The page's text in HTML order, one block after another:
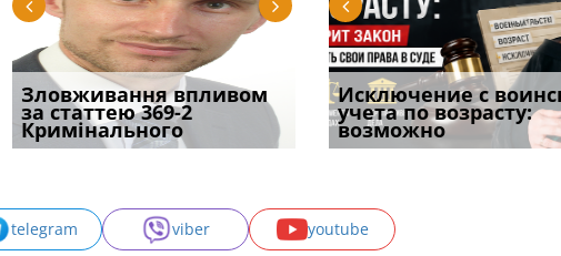
Якщо суд встановив для
відшкодування шкоди
наявніс
Чоловік помер, але
позика залишилася: як
фраза «на
Зловживання впливом
за статтею 369-2
Кримінального
Переоформлення
відстрочки за іншою
підставою: нов
Особливості захисту у
кримінальному
провадженні: я
Исключение с
учета по возрасту:
возможно
Восьмий ААС
підтвердив, що
може скас
telegram viber youtube